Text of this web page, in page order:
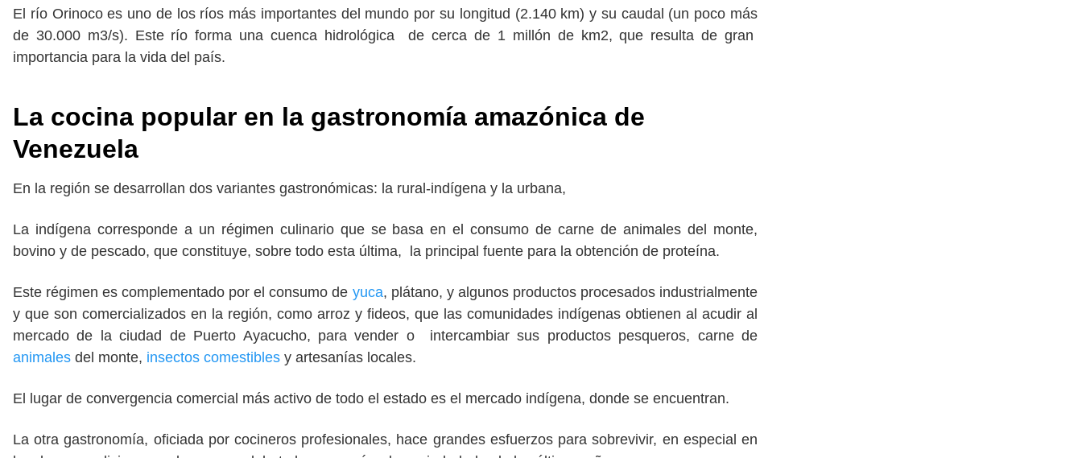
El río Orinoco es uno de los ríos más importantes del mundo por su longitud (2.140 km) y su caudal (un poco más
de 30.000 m3/s). Este río forma una cuenca hidrológica de cerca de 1 millón de km2, que resulta de gran
importancia para la vida del país.
La cocina popular en la gastronomía amazónica de
Venezuela
En la región se desarrollan dos variantes gastronómicas: la rural-indígena y la urbana,
La indígena corresponde a un régimen culinario que se basa en el consumo de carne de animales del monte,
bovino y de pescado, que constituye, sobre todo esta última, la principal fuente para la obtención de proteína.
Este régimen es complementado por el consumo de yuca, plátano, y algunos productos procesados industrialmente
y que son comercializados en la región, como arroz y fideos, que las comunidades indígenas obtienen al acudir al
mercado de la ciudad de Puerto Ayacucho, para vender o intercambiar sus productos pesqueros, carne de
animales del monte, insectos comestibles y artesanías locales.
El lugar de convergencia comercial más activo de todo el estado es el mercado indígena, donde se encuentran.
La otra gastronomía, oficiada por cocineros profesionales, hace grandes esfuerzos para sobrevivir, en especial en